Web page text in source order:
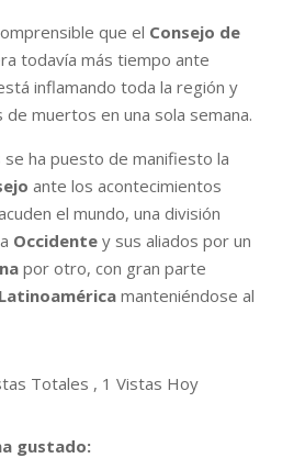
que el Consejo de
todavía más tiempo ante
inflamando toda la región y
de muertos en una sola semana.
se ha puesto de manifiesto la
ante los acontecimientos
el mundo, una división
Occidentey sus aliados por un
por otro, con gran parte
manteniéndose al
Totales , 1 Vistas Hoy
gustado: